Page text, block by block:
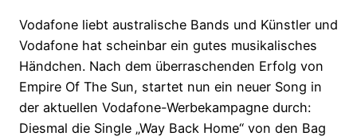
Vodafone liebt australische Bands und Künstler und
Vodafone hat scheinbar ein gutes musikalisches
Händchen. Nach dem überraschenden Erfolg von
Empire Of The Sun, startet nun ein neuer Song in
der aktuellen Vodafone-Werbekampagne durch:
Diesmal die Single „Way Back Home“ von den Bag